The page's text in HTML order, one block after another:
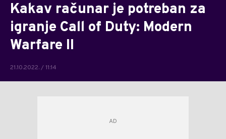
Kakav računar je potreban za
igranje Call of Duty: Modern
Warfare II
21.10.2022. / 11:14